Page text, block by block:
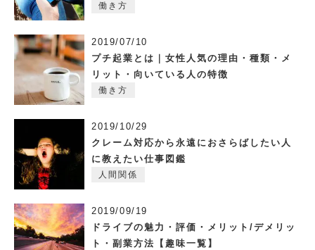
働き方
2019/07/10
プチ起業とは｜女性人気の理由・種類・メ
リット・向いている人の特徴
働き方
2019/10/29
クレーム対応から永遠におさらばしたい人
に教えたい仕事図鑑
人間関係
2019/09/19
ドライブの魅力・評価・メリット/デメリッ
ト・副業方法【趣味一覧】